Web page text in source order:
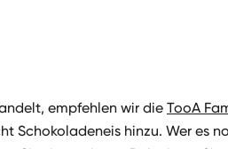
empfehlen wir die TooA
Schokoladeneis hinzu. Wer es